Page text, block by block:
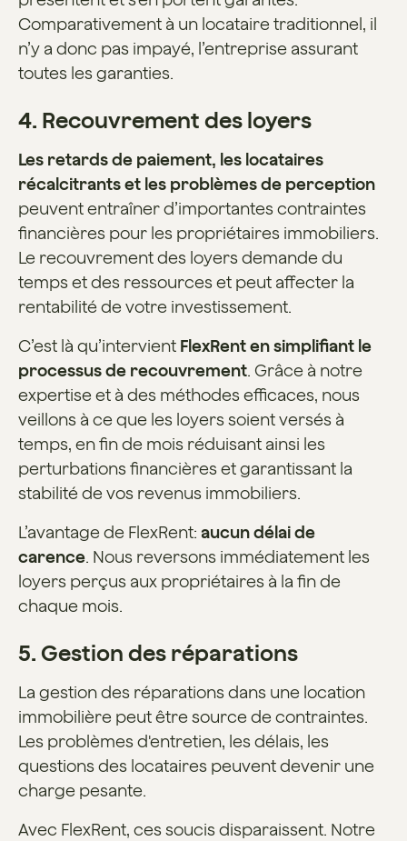
Comparativement à un locataire traditionnel, il
n’y a donc pas impayé, l’entreprise assurant
toutes les garanties.
4. Recouvrement des loyers
Les retards de paiement, les locataires
récalcitrants et les problèmes de perception
peuvent entraîner d’importantes contraintes
financières pour les propriétaires immobiliers.
Le recouvrement des loyers demande du
temps et des ressources et peut affecter la
rentabilité de votre investissement.
C’est là qu’intervient FlexRent en simplifiant le
processus de recouvrement. Grâce à notre
expertise et à des méthodes efficaces, nous
veillons à ce que les loyers soient versés à
temps, en fin de mois réduisant ainsi les
perturbations financières et garantissant la
stabilité de vos revenus immobiliers.
L’avantage de FlexRent: aucun délai de
carence. Nous reversons immédiatement les
loyers perçus aux propriétaires à la fin de
chaque mois.
5. Gestion des réparations
La gestion des réparations dans une location
immobilière peut être source de contraintes.
Les problèmes d'entretien, les délais, les
questions des locataires peuvent devenir une
charge pesante.
Avec FlexRent, ces soucis disparaissent. Notre